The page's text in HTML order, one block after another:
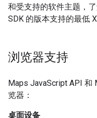
和受支持的软件主题，
SDK 的版本支持的最低
浏览器支持
Maps JavaScript API 和
览器：
桌面设备